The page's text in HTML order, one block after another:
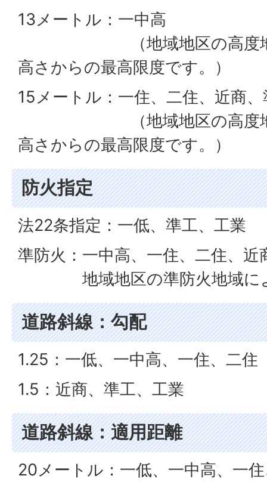
13メートル：一中高
（地域地区の高度地区
高さからの最高限度です。）
15メートル：一住、二住、近商
（地域地区の高度地区
高さからの最高限度です。）
防火指定
法22条指定：一低、準工、工業
準防火：一中高、一住、二住、近
地域地区の準防火地域によ
道路斜線：勾配
1.25：一低、一中高、一住、二住
1.5：近商、準工、工業
道路斜線：適用距離
20メートル：一低、一中高、一